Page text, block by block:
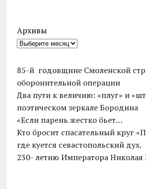
Архивы
85-й годовщине Смоленской
оборонительной операции
Два пути к величию: «плуг» и
поэтическом зеркале Бородина
«Если парень жестко бьет…
Кто бросит спасательный круг
где куется севастопольский дух.
230- летию Императора Николая